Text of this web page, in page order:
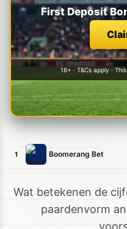
First Deposit
18+ · T&Cs apply ·
1 Boomerang Bet
Wat betekenen de
paardenvorm